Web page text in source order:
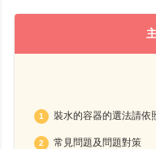
裝水的容器的選法請依
常見問題及問題對策